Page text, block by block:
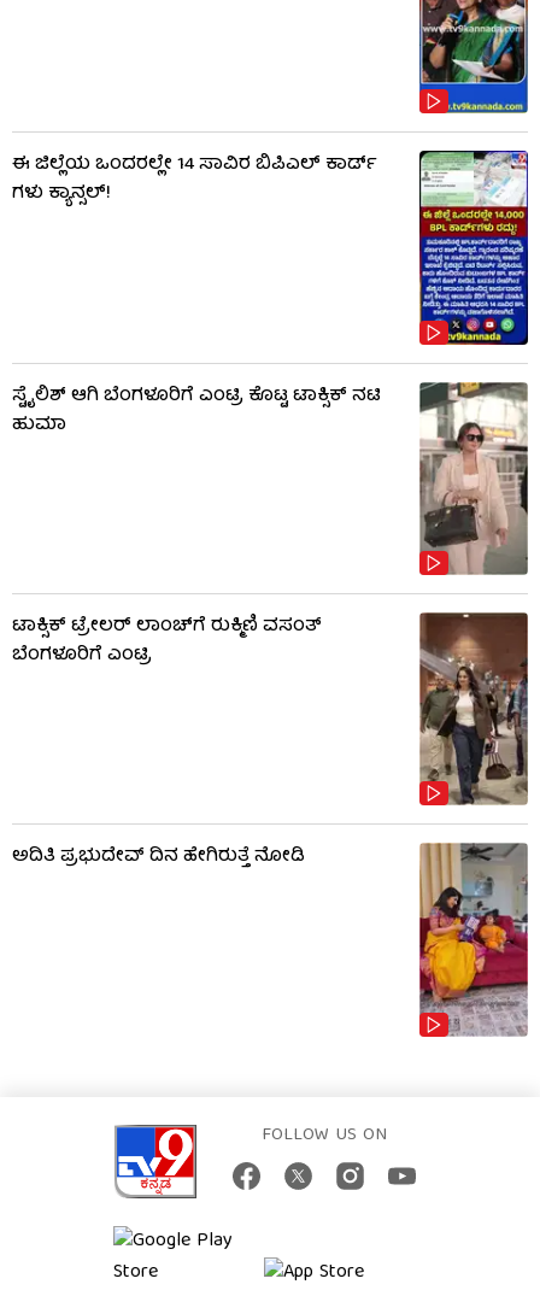
ಈ ಜಿಲ್ಲೆಯ ಒಂದರಲ್ಲೇ 14 ಸಾವಿರ ಬಿಪಿಎಲ್​ ಕಾರ್ಡ್​
ಗಳು ಕ್ಯಾನ್ಸಲ್!
ಸ್ಟೈಲಿಶ್ ಆಗಿ ಬೆಂಗಳೂರಿಗೆ ಎಂಟ್ರಿ ಕೊಟ್ಟ ಟಾಕ್ಸಿಕ್ ನಟಿ
ಹುಮಾ
ಟಾಕ್ಸಿಕ್ ಟ್ರೇಲರ್ ಲಾಂಚ್​​​ಗೆ ರುಕ್ಮಿಣಿ ವಸಂತ್
ಬೆಂಗಳೂರಿಗೆ ಎಂಟ್ರಿ
ಅದಿತಿ ಪ್ರಭುದೇವ್ ದಿನ ಹೇಗಿರುತ್ತೆ ನೋಡಿ
FOLLOW US ON